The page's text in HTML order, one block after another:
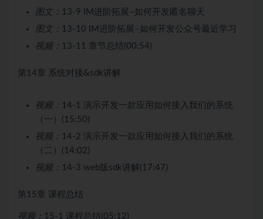
图文： 13-9 IM进阶拓展–如何开发匿名聊天
图文： 13-10 IM进阶拓展–如何开发公众号最近学习
视频： 13-11 章节总结(00:54)
第14章 系统对接&sdk讲解
视频： 14-1 演示开发一款应用如何接入我们的系统
（一）(15:50)
视频： 14-2 演示开发一款应用如何接入我们的系统
（二）(14:02)
视频： 14-3 web版sdk讲解(17:47)
第15章 课程总结
视频： 15-1 课程总结(05:12)